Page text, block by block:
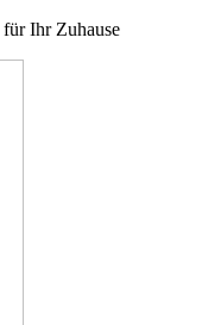
Ihr Zuhause